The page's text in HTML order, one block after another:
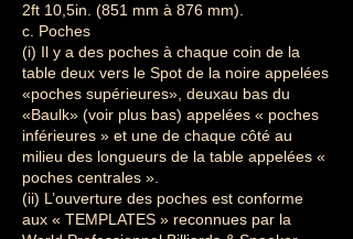
2ft 10,5in. (851 mm à 876 mm).
c. Poches
(i) Il y a des poches à chaque coin de la
table deux vers le Spot de la noire appelées
«poches supérieures», deuxau bas du
«Baulk» (voir plus bas) appelées « poches
inférieures » et une de chaque côté au
milieu des longueurs de la table appelées «
poches centrales ».
(ii) L’ouverture des poches est conforme
aux « TEMPLATES » reconnues par la